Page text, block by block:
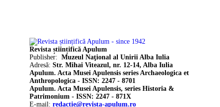
Revista științifică Apulum
Publisher: Muzeul Naţional al Unirii Alba Iulia
Adresă: Str. Mihai Viteazul, nr. 12-14, Alba Iulia
Apulum. Acta Musei Apulensis series Archaeologica et
Anthropologica - ISSN: 2247 - 8701
Apulum. Acta Musei Apulensis, series Historia &
Patrimonium - ISSN: 2247 - 871X
E-mail: redacție@revista-apulum.ro